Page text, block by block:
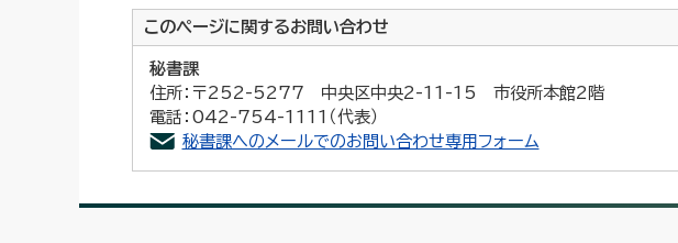
このページに関するお問い合わせ
秘書課
住所：〒252-5277 中央区中央2-11-15 市役所本館2階
電話：042-754-1111（代表）
秘書課へのメールでのお問い合わせ専用フォーム